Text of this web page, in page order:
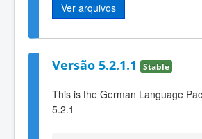
Ver arquivos
Versão 5.2.1.1 Stable
This is the German Language
5.2.1